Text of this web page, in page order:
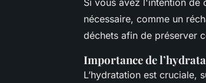
nécessaire, comme un
déchets afin de préserver
Importance de
L’hydratation est cruciale,